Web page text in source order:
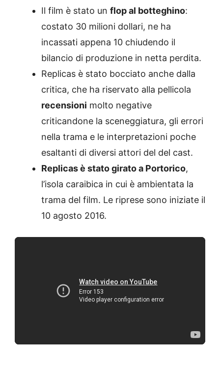
Il film è stato un flop al botteghino:
costato 30 milioni dollari, ne ha
incassati appena 10 chiudendo il
bilancio di produzione in netta perdita.
Replicas è stato bocciato anche dalla
critica, che ha riservato alla pellicola
recensioni molto negative
criticandone la sceneggiatura, gli errori
nella trama e le interpretazioni poche
esaltanti di diversi attori del del cast.
Replicas è stato girato a Portorico,
l’isola caraibica in cui è ambientata la
trama del film. Le riprese sono iniziate il
10 agosto 2016.